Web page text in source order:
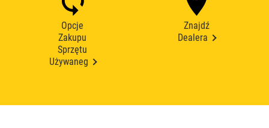
Opcje
Zakupu
Sprzętu
Używaneg
Znajdź
Dealera